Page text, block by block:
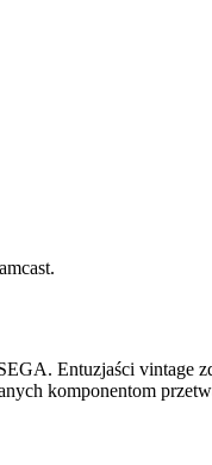
Entuzjaści
komponentom